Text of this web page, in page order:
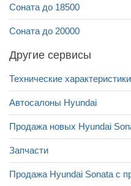
Соната до 18500
Соната до 20000
Другие сервисы
Технические
Автосалоны Hyundai
Продажа новых Hyundai
Запчасти
Продажа Hyundai Sonata с